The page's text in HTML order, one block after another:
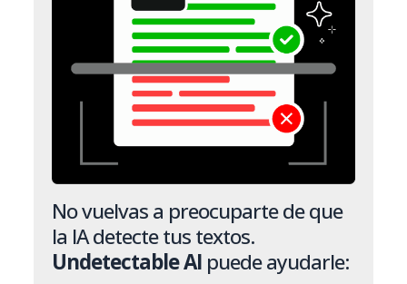
No vuelvas a preocuparte de que
la IA detecte tus textos.
Undetectable AI puede ayudarle: